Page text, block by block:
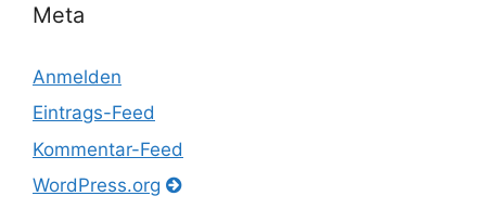
Meta
Anmelden
Eintrags-Feed
Kommentar-Feed
WordPress.org